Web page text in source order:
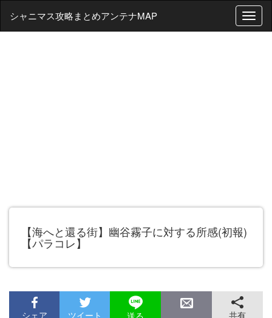
T
o
シャニマス攻略まとめアンテナMAP
【海へと還る街】幽谷霧子に対する所感(初報)
【パラコレ】
シェア ツイート 共有